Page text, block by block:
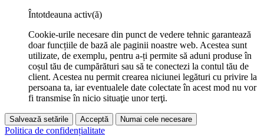
Întotdeauna activ(ă)
Cookie-urile necesare din punct de vedere tehnic garantează
doar funcțiile de bază ale paginii noastre web. Acestea sunt
utilizate, de exemplu, pentru a-ți permite să aduni produse în
coșul tău de cumpărături sau să te conectezi la contul tău de
client. Acestea nu permit crearea niciunei legături cu privire la
persoana ta, iar eventualele date colectate în acest mod nu vor
fi transmise în nicio situaţie unor terţi.
Salvează setările Acceptă Numai cele necesare
Politica de confidențialitate